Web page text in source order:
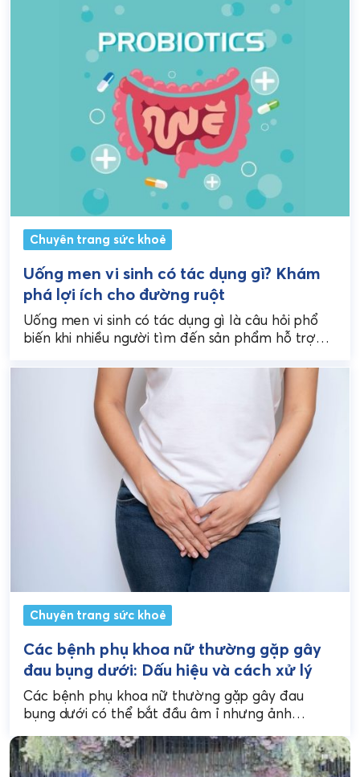
Chuyên trang sức khoẻ
Uống men vi sinh có tác dụng gì? Khám
phá lợi ích cho đường ruột
Uống men vi sinh có tác dụng gì là câu hỏi phổ
biến khi nhiều người tìm đến sản phẩm hỗ trợ
Chuyên trang sức khoẻ
Các bệnh phụ khoa nữ thường gặp gây
đau bụng dưới: Dấu hiệu và cách xử lý
Các bệnh phụ khoa nữ thường gặp gây đau
bụng dưới có thể bắt đầu âm ỉ nhưng ảnh